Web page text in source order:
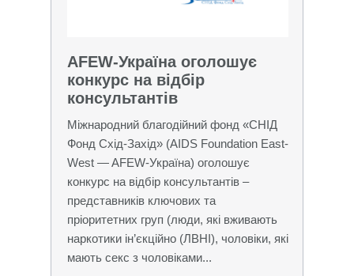
AFEW-Україна оголошує
конкурс на відбір
консультантів
Міжнародний благодійний фонд «СНІД
Фонд Схід-Захід» (AIDS Foundation East-
West — AFEW-Україна) оголошує
конкурс на відбір консультантів –
представників ключових та
пріоритетних груп (люди, які вживають
наркотики ін’єкційно (ЛВНІ), чоловіки, які
мають секс з чоловіками...